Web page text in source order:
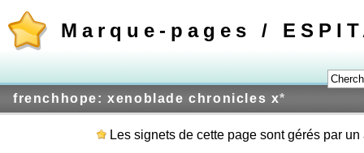
Marque-pages /
frenchhope: xenoblade chronicles x*
Les signets de cette page sont gérés par